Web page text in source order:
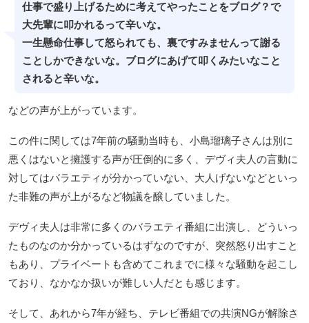
仕事で盛り上げるために考えてやったことをブログ？で
大先輩に叩かれるって辛いな。
一生懸命仕事して怒られても、裏ですみませんって謝る
ことしかできないな。ブログにあげて叩くみたいなこと
されると辛いな。
などの声が上がっています。
この件に関しては7年前の騒動当時も、小島瑠璃子さんは別に
悪くはないと擁護する声が圧倒的に多く、デヴィ夫人の言動に
対してはバラエティが分かっていない、大人げないなどといっ
た非難の声が上がるなど物議を醸していました。
デヴィ夫人は非常に多くのバラエティ番組に出演し、どういっ
たものなのか分かっているはずなのですが、突然怒り出すこと
もあり、プライベートも含めてこれまでに様々な騒動を起こし
ており、なかなか扱いが難しい人だとも感じます。
そして、あれから7年が経ち、テレビ番組での共演NGが解除さ